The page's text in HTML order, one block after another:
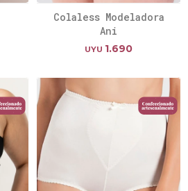
Colaless Modeladora
Ani
UYU 1.690